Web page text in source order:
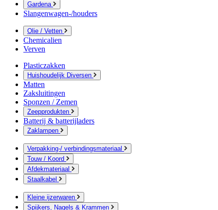
Gardena
Slangenwagen-/houders
Olie / Vetten
Chemicalien
Verven
Plasticzakken
Huishoudelijk Diversen
Matten
Zaksluitingen
Sponzen / Zemen
Zeepprodukten
Batterij & batterijladers
Zaklampen
Verpakking-/ verbindingsmateriaal
Touw / Koord
Afdekmateriaal
Staalkabel
Kleine ijzerwaren
Spijkers, Nagels & Krammen